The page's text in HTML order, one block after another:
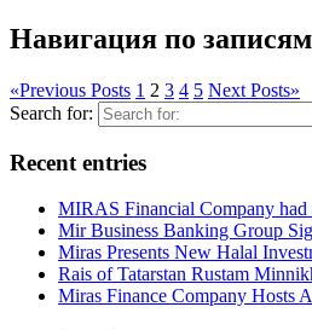
Навигация по записям
«Previous Posts 1 2 3 4 5 Next Posts»
Search for:
Recent entries
MIRAS Financial Company
Mir Business Banking Group
Miras Presents New Halal
Rais of Tatarstan Rustam
Miras Finance Company Hosts